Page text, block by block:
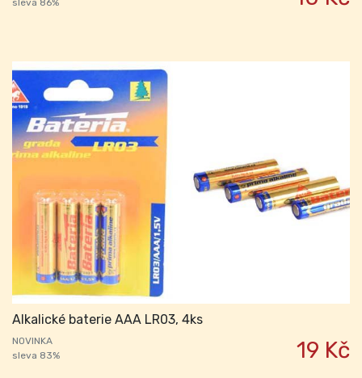
sleva 86%
Alkalické baterie AAA LR03, 4ks
NOVINKA
sleva 83%
19 Kč